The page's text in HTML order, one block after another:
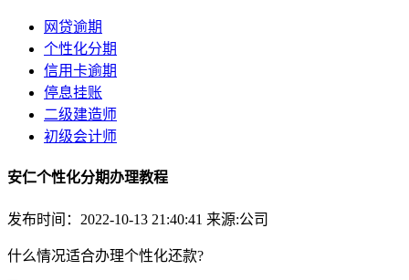
网贷逾期
个性化分期
信用卡逾期
停息挂账
二级建造师
初级会计师
安仁个性化分期办理教程
发布时间：2022-10-13 21:40:41 来源:公司
什么情况适合办理个性化还款?